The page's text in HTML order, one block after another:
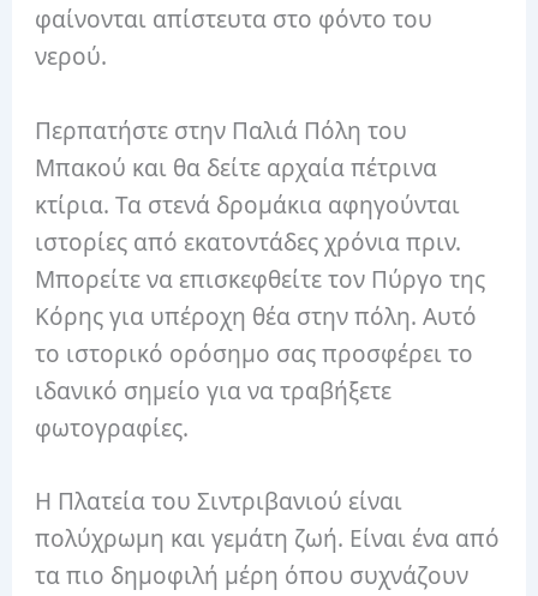
φαίνονται απίστευτα στο φόντο του
νερού.
Περπατήστε στην Παλιά Πόλη του
Μπακού και θα δείτε αρχαία πέτρινα
κτίρια. Τα στενά δρομάκια αφηγούνται
ιστορίες από εκατοντάδες χρόνια πριν.
Μπορείτε να επισκεφθείτε τον Πύργο της
Κόρης για υπέροχη θέα στην πόλη. Αυτό
το ιστορικό ορόσημο σας προσφέρει το
ιδανικό σημείο για να τραβήξετε
φωτογραφίες.
Η Πλατεία του Σιντριβανιού είναι
πολύχρωμη και γεμάτη ζωή. Είναι ένα από
τα πιο δημοφιλή μέρη όπου συχνάζουν